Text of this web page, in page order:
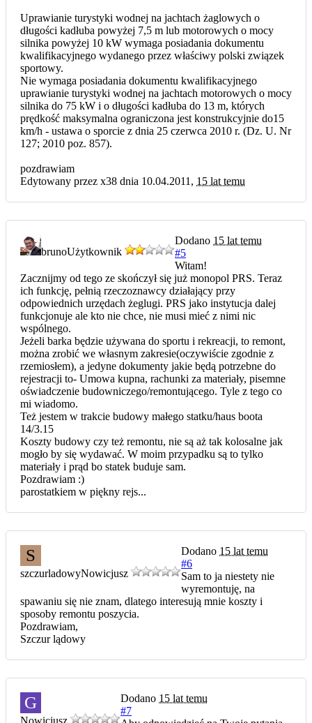
Uprawianie turystyki wodnej na jachtach żaglowych o
długości kadłuba powyżej 7,5 m lub motorowych o mocy
silnika powyżej 10 kW wymaga posiadania dokumentu
kwalifikacyjnego wydanego przez właściwy polski związek
sportowy.
Nie wymaga posiadania dokumentu kwalifikacyjnego
uprawianie turystyki wodnej na jachtach motorowych o mocy
silnika do 75 kW i o długości kadłuba do 13 m, których
prędkość maksymalna ograniczona jest konstrukcyjnie do15
km/h - ustawa o sporcie z dnia 25 czerwca 2010 r. (Dz. U. Nr
127; 2010 poz. 857).
pozdrawiam
Edytowany przez x38 dnia 10.04.2011, 15 lat temu
brunoUżytkownik
Dodano 15 lat temu
#5
Witam!
Zacznijmy od tego ze skończył się już monopol PRS. Teraz
ich funkcję, pełnią rzeczoznawcy działający przy
odpowiednich urzędach żeglugi. PRS jako instytucja dalej
funkcjonuje ale kto nie chce, nie musi mieć z nimi nic
wspólnego.
Jeżeli barka będzie używana do sportu i rekreacji, to remont,
można zrobić we własnym zakresie(oczywiście zgodnie z
rzemiosłem), a jedyne dokumenty jakie będą potrzebne do
rejestracji to- Umowa kupna, rachunki za materiały, pisemne
oświadczenie budowniczego/remontującego. Tyle z tego co
mi wiadomo.
Też jestem w trakcie budowy małego statku/haus boota
14/3.15
Koszty budowy czy też remontu, nie są aż tak kolosalne jak
mogło by się wydawać. W moim przypadku są to tylko
materiały i prąd bo statek buduje sam.
Pozdrawiam :)
parostatkiem w piękny rejs...
S
szczurladowyNowicjusz
Dodano 15 lat temu
#6
Sam to ja niestety nie
wyremontuję, na
spawaniu się nie znam, dlatego interesują mnie koszty i
sposoby remontu poszycia.
Pozdrawiam,
Szczur lądowy
G Dodano 15 lat temu
#7